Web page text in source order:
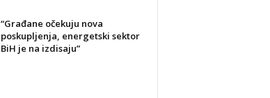
“Građane očekuju nova
poskupljenja, energetski sektor
BiH je na izdisaju”